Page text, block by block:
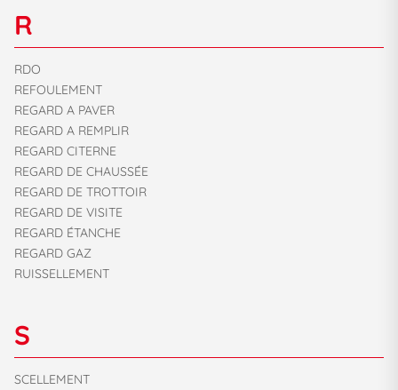
R
RDO
REFOULEMENT
REGARD A PAVER
REGARD A REMPLIR
REGARD CITERNE
REGARD DE CHAUSSÉE
REGARD DE TROTTOIR
REGARD DE VISITE
REGARD ÉTANCHE
REGARD GAZ
RUISSELLEMENT
S
SCELLEMENT